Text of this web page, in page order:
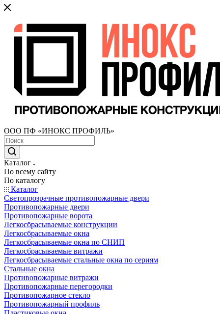
ООО ПФ «ИНОКС ПРОФИЛЬ»
Каталог
По всему сайту
По каталогу
Каталог
Светопрозрачные противопожарные двери
Противопожарные двери
Противопожарные ворота
Легкосбрасываемые конструкции
Легкосбрасываемые окна
Легкосбрасываемые окна по СНИП
Легкосбрасываемые витражи
Легкосбрасываемые стальные окна по сериям
Стальные окна
Противопожарные витражи
Противопожарные перегородки
Противопожарное стекло
Противопожарный профиль